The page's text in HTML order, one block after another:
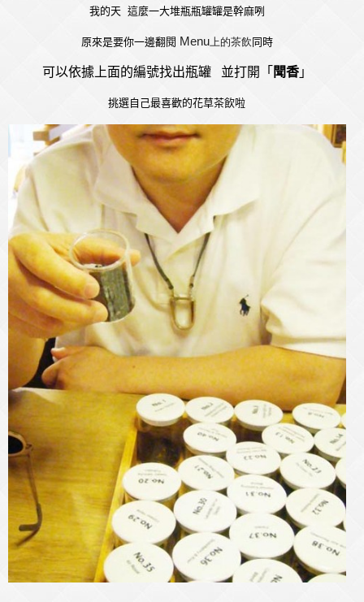
我的天 這麼一大堆瓶瓶罐罐是幹麻咧
原來是要你一邊翻閱 Menu上的茶飲同時
可以依據上面的編號找出瓶罐 並打開 「 聞香」
挑選自己最喜歡的花草茶飲啦